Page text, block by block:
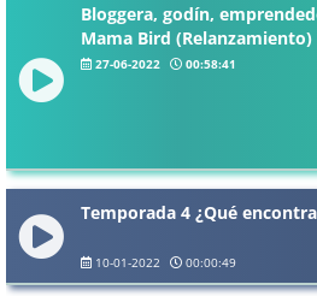
Bloggera, godín,
Mama Bird (Relanzamiento)
27-06-2022 00:58:41
Temporada 4 ¿Qué
10-01-2022 00:00:49